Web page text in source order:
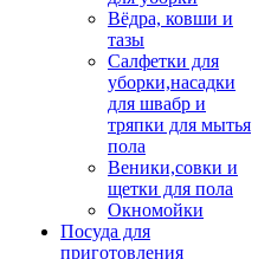
Вёдра, ковши и
тазы
Салфетки для
уборки,насадки
для швабр и
тряпки для мытья
пола
Веники,совки и
щетки для пола
Окномойки
Посуда для
приготовления